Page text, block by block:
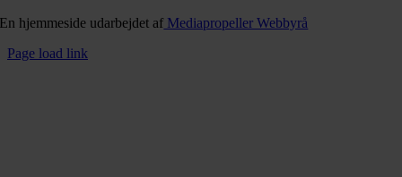
En hjemmeside udarbejdet af Mediapropeller Webbyrå
Page load link